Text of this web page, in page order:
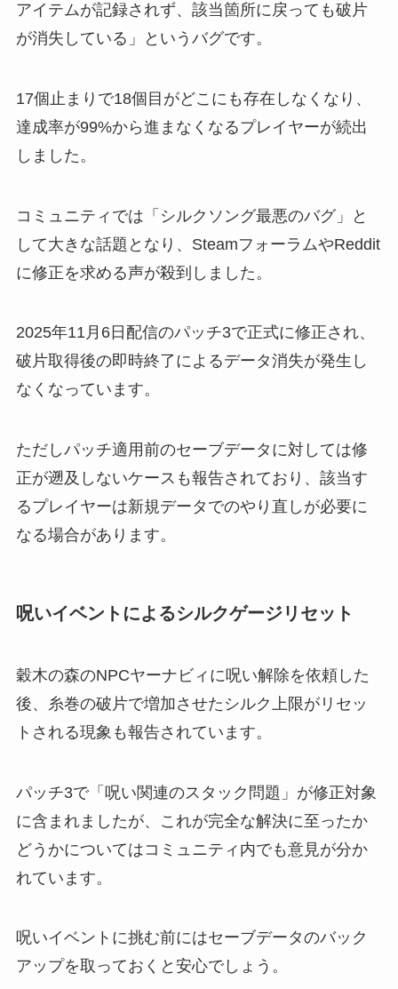
アイテムが記録されず、該当箇所に戻っても破片
が消失している」というバグです。
17個止まりで18個目がどこにも存在しなくなり、
達成率が99%から進まなくなるプレイヤーが続出
しました。
コミュニティでは「シルクソング最悪のバグ」と
して大きな話題となり、SteamフォーラムやReddit
に修正を求める声が殺到しました。
2025年11月6日配信のパッチ3で正式に修正され、
破片取得後の即時終了によるデータ消失が発生し
なくなっています。
ただしパッチ適用前のセーブデータに対しては修
正が遡及しないケースも報告されており、該当す
るプレイヤーは新規データでのやり直しが必要に
なる場合があります。
呪いイベントによるシルクゲージリセット
穀木の森のNPCヤーナビィに呪い解除を依頼した
後、糸巻の破片で増加させたシルク上限がリセッ
トされる現象も報告されています。
パッチ3で「呪い関連のスタック問題」が修正対象
に含まれましたが、これが完全な解決に至ったか
どうかについてはコミュニティ内でも意見が分か
れています。
呪いイベントに挑む前にはセーブデータのバック
アップを取っておくと安心でしょう。